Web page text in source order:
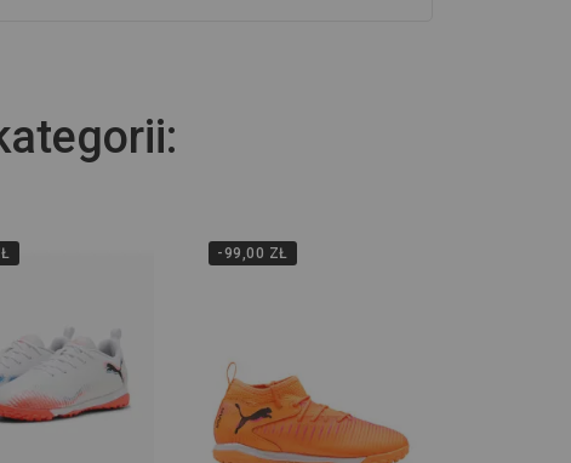
-99,00 ZŁ